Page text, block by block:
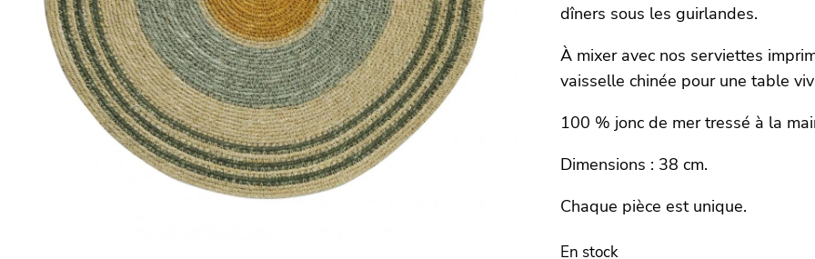
dîners sous les guirlandes.
À mixer avec nos serviettes
vaisselle chinée pour une table
100 % jonc de mer tressé à la
Dimensions : 38 cm.
Chaque pièce est unique.
En stock